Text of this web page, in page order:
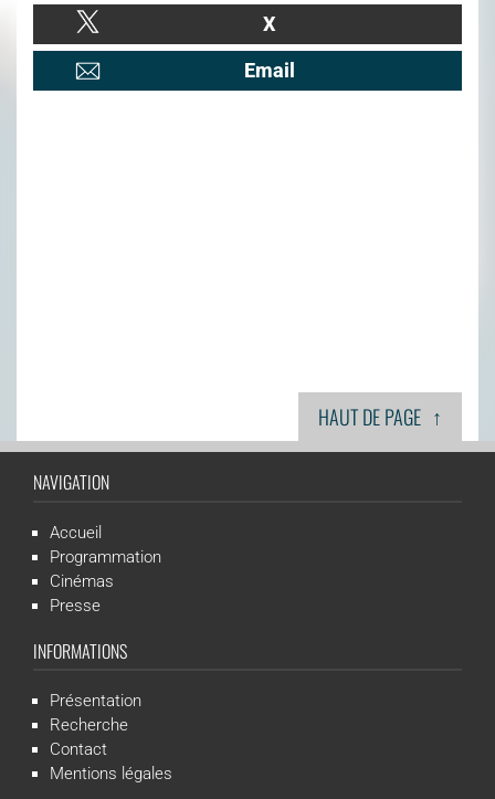
X
Email
HAUT DE PAGE ↑
NAVIGATION
Accueil
Programmation
Cinémas
Presse
INFORMATIONS
Présentation
Recherche
Contact
Mentions légales